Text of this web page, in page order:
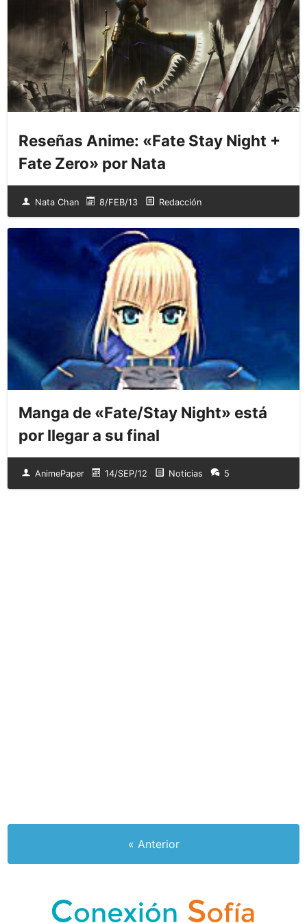
Reseñas Anime: «Fate Stay Night +
Fate Zero» por Nata
Nata Chan 8/FEB/13 Redacción
Manga de «Fate/Stay Night» está
por llegar a su final
AnimePaper 14/SEP/12 Noticias 5
« Anterior